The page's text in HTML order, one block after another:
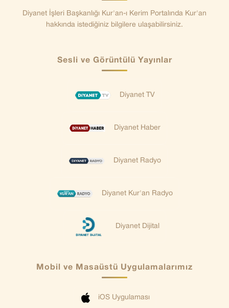
Diyanet İşleri Başkanlığı Kur'an-ı Kerim Portalında Kur'an
hakkında istediğiniz bilgilere ulaşabilirsiniz.
Sesli ve Görüntülü Yayınlar
Diyanet TV
Diyanet Haber
Diyanet Radyo
Diyanet Kur'an Radyo
Diyanet Dijital
Mobil ve Masaüstü Uygulamalarımız
iOS Uygulaması